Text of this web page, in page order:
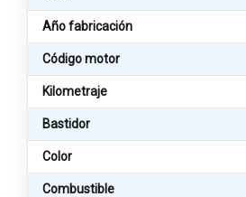
Año fabricación
Código motor
Kilometraje
Bastidor
Color
Combustible